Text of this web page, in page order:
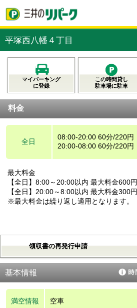
平塚西八幡４丁目
マイパーキング
に登録
この時間貸し
駐車場に駐車
料金
全日
08:00-20:00 60分/220円
20:00-08:00 60分/220円
最大料金
【全日】8:00～20:00以内 最大料金600円
【全日】20:00～8:00以内 最大料金300円
※最大料金は繰り返し適用となります。
領収書の再発行申請
基本情報
満空情報 空車